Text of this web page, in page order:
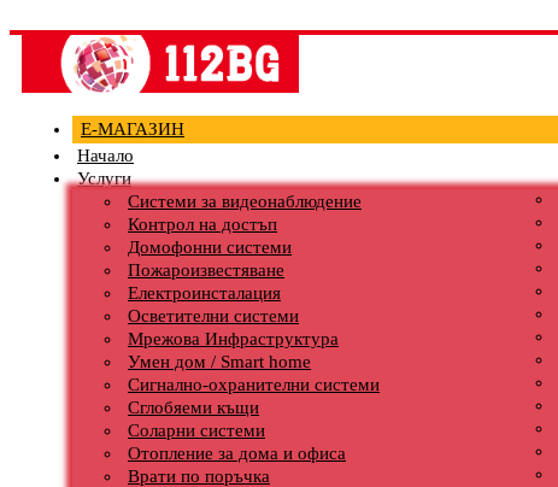
Е-МАГАЗИН
Начало
Услуги
Системи за видеонаблюдение
Контрол на достъп
Домофонни системи
Пожароизвестяване
Електроинсталация
Осветителни системи
Мрежова Инфраструктура
Умен дом / Smart home
Сигнално-охранителни системи
Сглобяеми къщи
Соларни системи
Отопление за дома и офиса
Врати по поръчка